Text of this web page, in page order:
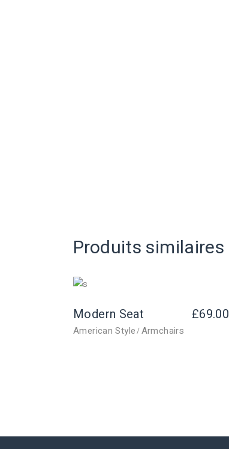
Produits similaires
Modern Seat £69.00
American Style Armchairs